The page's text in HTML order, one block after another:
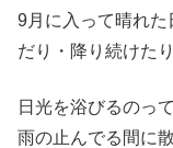
9月に入って晴れ
だり・降り続けたり
日光を浴びるのっ
雨の止んでる間に